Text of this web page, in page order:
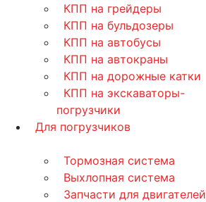
КПП на грейдеры
КПП на бульдозеры
КПП на автобусы
КПП на автокраны
КПП на дорожные катки
КПП на экскаваторы-
погрузчики
Для погрузчиков
Тормозная система
Выхлопная система
Запчасти для двигателей